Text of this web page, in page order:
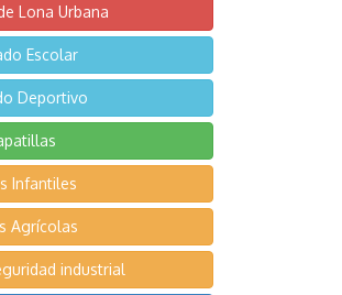
Lona Urbana
Escolar
Deportivo
Infantiles
Agrícolas
industrial